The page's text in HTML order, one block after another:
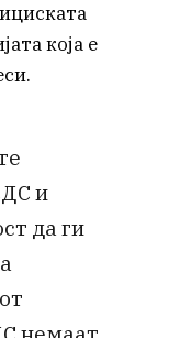
која е
и
да ги